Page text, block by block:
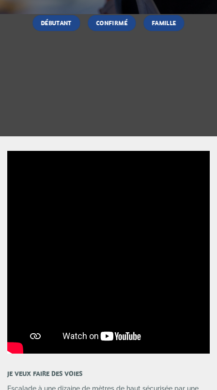
DÉBUTANT CONFIRMÉ FAMILLE
JE VEUX FAIRE DES VOIES